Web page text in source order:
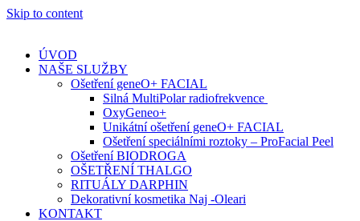
Skip to content
ÚVOD
NAŠE SLUŽBY
Ošetření geneO+ FACIAL
Silná MultiPolar radiofrekvence
OxyGeneo+
Unikátní ošetření geneO+ FACIAL
Ošetření speciálními roztoky – ProFacial Peel
Ošetření BIODROGA
OŠETŘENÍ THALGO
RITUÁLY DARPHIN
Dekorativní kosmetika Naj -Oleari
KONTAKT